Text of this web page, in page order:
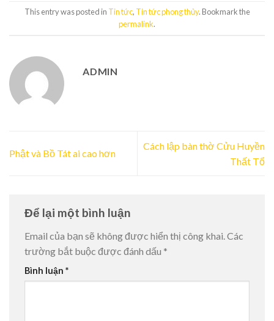
This entry was posted in Tin tức, Tin tức phong thủy. Bookmark the
permalink.
ADMIN
Phật và Bồ Tát ai cao hơn
Cách lập bàn thờ Cửu Huyền
Thất Tổ
Để lại một bình luận
Email của bạn sẽ không được hiển thị công khai. Các
trường bắt buộc được đánh dấu *
Bình luận *